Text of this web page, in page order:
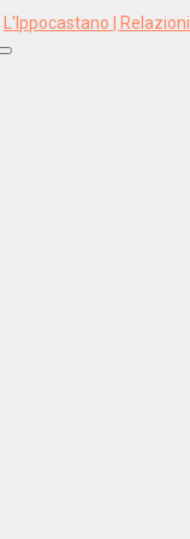
L'Ippocastano |